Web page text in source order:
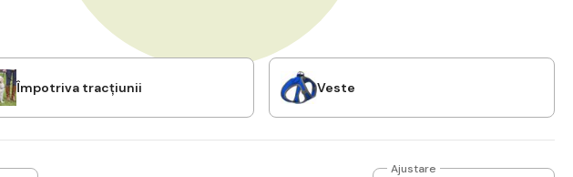
Împotriva tracțiunii Veste
Ajustare